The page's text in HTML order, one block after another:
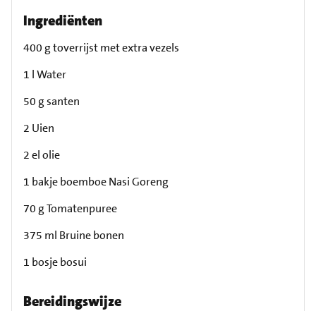
Ingrediënten
400 g toverrijst met extra vezels
1 l Water
50 g santen
2 Uien
2 el olie
1 bakje boemboe Nasi Goreng
70 g Tomatenpuree
375 ml Bruine bonen
1 bosje bosui
Bereidingswijze